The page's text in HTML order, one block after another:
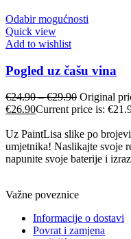
Odabir mogućnosti
Quick view
Add to wishlist
Pogled uz čašu vina
€24.90–€29.90 Original
€26.90Current price is:
Uz PaintLisa slike po
umjetnika! Naslikajte svoje
napunite svoje baterije i
Važne poveznice
Informacije o dostavi
Povrat i zamjena